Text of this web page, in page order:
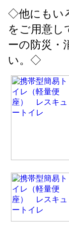
◇他にもい
をご用意し
ーの防災・
い。◇